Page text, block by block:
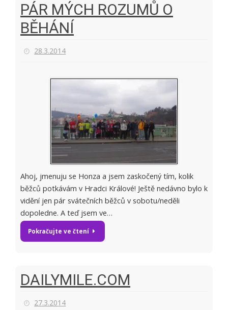
PÁR MÝCH ROZUMŮ O
BĚHÁNÍ
28.3.2014
Ahoj, jmenuju se Honza a jsem zaskočený tím, kolik
běžců potkávám v Hradci Králové! Ještě nedávno bylo k
vidění jen pár svátečních běžců v sobotu/neděli
dopoledne. A teď jsem ve…
Pokračujte ve čtení
DAILYMILE.COM
27.3.2014